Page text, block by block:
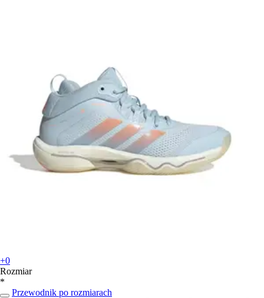
+0
Rozmiar
*
Przewodnik po rozmiarach